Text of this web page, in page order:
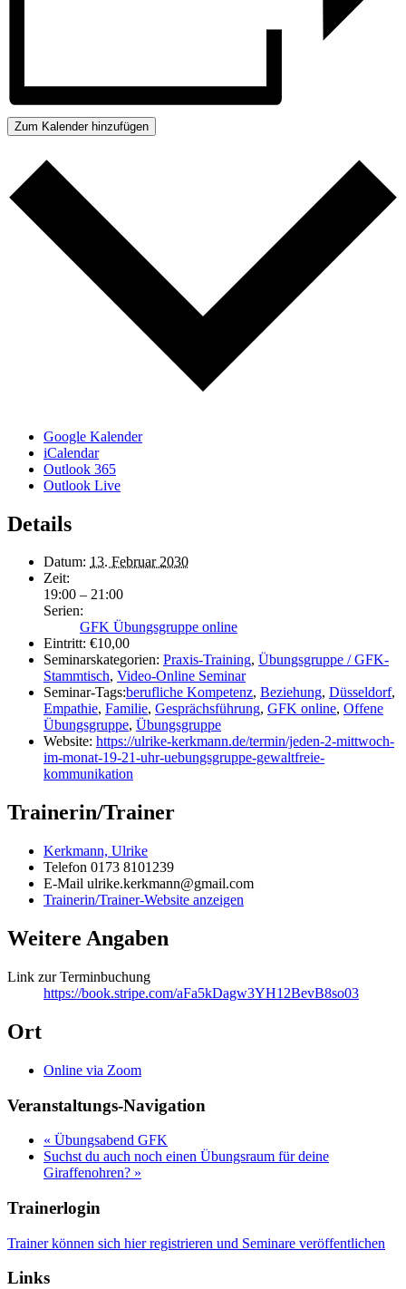
Zum Kalender hinzufügen
Google Kalender
iCalendar
Outlook 365
Outlook Live
Details
Datum: 13. Februar 2030
Zeit:
19:00 – 21:00
Serien:
GFK Übungsgruppe online
Eintritt: €10,00
Seminarskategorien: Praxis-Training, Übungsgruppe / GFK-
Stammtisch, Video-Online Seminar
Seminar-Tags:berufliche Kompetenz, Beziehung, Düsseldorf,
Empathie, Familie, Gesprächsführung, GFK online, Offene
Übungsgruppe, Übungsgruppe
Website: https://ulrike-kerkmann.de/termin/jeden-2-mittwoch-
im-monat-19-21-uhr-uebungsgruppe-gewaltfreie-
kommunikation
Trainerin/Trainer
Kerkmann, Ulrike
Telefon 0173 8101239
E-Mail ulrike.kerkmann@gmail.com
Trainerin/Trainer-Website anzeigen
Weitere Angaben
Link zur Terminbuchung
https://book.stripe.com/aFa5kDagw3YH12BevB8so03
Ort
Online via Zoom
Veranstaltungs-Navigation
« Übungsabend GFK
Suchst du auch noch einen Übungsraum für deine
Giraffenohren? »
Trainerlogin
Trainer können sich hier registrieren und Seminare veröffentlichen
Links